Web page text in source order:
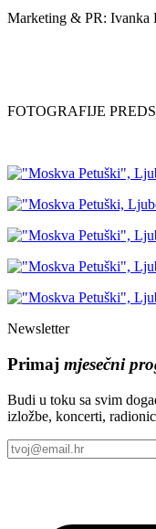
Marketing & PR: Ivanka
FOTOGRAFIJE
Newsletter
Primaj mjesečni
Budi u toku sa svim
izložbe, koncerti,